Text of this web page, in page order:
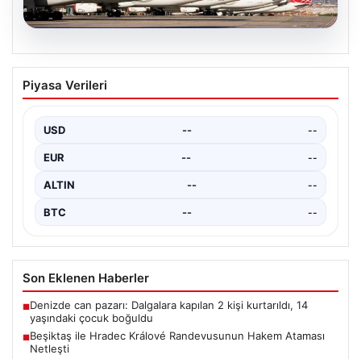
07.08.2026
THY, temmuz ayında 9,5 milyon yolcu
taşıdı
Piyasa Verileri
USD -- --
EUR -- --
ALTIN -- --
BTC -- --
Son Eklenen Haberler
■Denizde can pazarı: Dalgalara kapılan 2 kişi kurtarıldı, 14
yaşındaki çocuk boğuldu
■Beşiktaş ile Hradec Králové Randevusunun Hakem Ataması
Netleşti